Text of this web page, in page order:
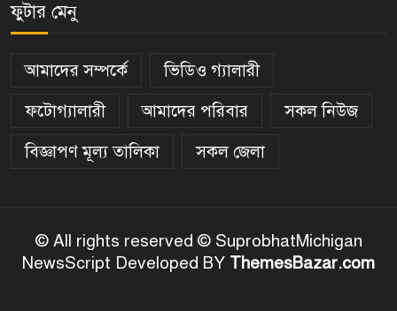
ফুটার মেনু
আমাদের সম্পর্কে
ভিডিও গ্যালারী
ফটোগ্যালারী
আমাদের পরিবার
সকল নিউজ
বিজ্ঞাপণ মূল্য তালিকা
সকল জেলা
© All rights reserved © SuprobhatMichigan
NewsScript Developed BY ThemesBazar.com